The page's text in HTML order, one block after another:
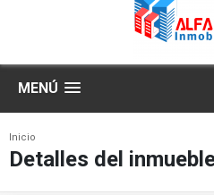
MENÚ
Inicio
Detalles del